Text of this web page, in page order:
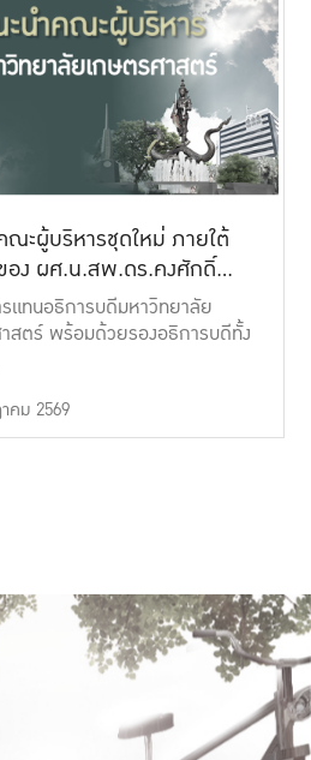
ณะผู้บริหารชุดใหม่ ภายใต้
อง ผศ.น.สพ.ดร.คงศักดิ์
รม
แทนอธิการบดีมหาวิทยาลัย
สตร์ พร้อมด้วยรองอธิการบดีทั้ง
คม 2569